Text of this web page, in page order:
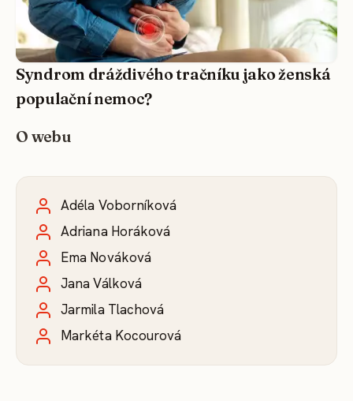
Syndrom dráždivého tračníku jako ženská
populační nemoc?
O webu
Adéla Voborníková
Adriana Horáková
Ema Nováková
Jana Válková
Jarmila Tlachová
Markéta Kocourová